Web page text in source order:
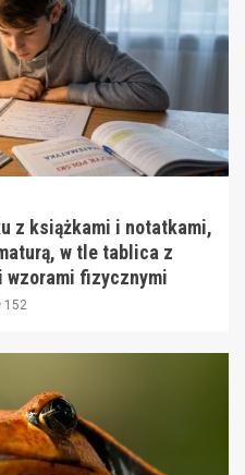
z książkami i notatkami,
w tle tablica z
wzorami fizycznymi
152